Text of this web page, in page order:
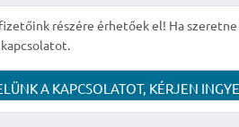
részére érhetőek el! Ha
A KAPCSOLATOT, KÉRJEN